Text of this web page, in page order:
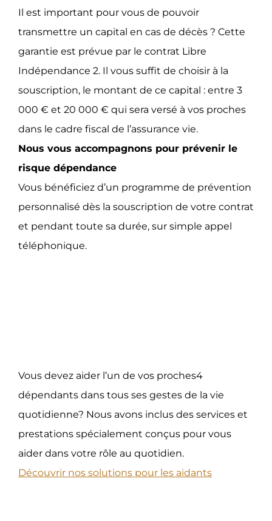
Il est important pour vous de pouvoir
transmettre un capital en cas de décès ? Cette
garantie est prévue par le contrat Libre
Indépendance 2. Il vous suffit de choisir à la
souscription, le montant de ce capital : entre 3
000 € et 20 000 € qui sera versé à vos proches
dans le cadre fiscal de l’assurance vie.
Nous vous accompagnons pour prévenir le
risque dépendance
Vous bénéficiez d’un programme de prévention
personnalisé dès la souscription de votre contrat
et pendant toute sa durée, sur simple appel
téléphonique.
Vous devez aider l’un de vos proches4
dépendants dans tous ses gestes de la vie
quotidienne? Nous avons inclus des services et
prestations spécialement conçus pour vous
aider dans votre rôle au quotidien.
Découvrir nos solutions pour les aidants